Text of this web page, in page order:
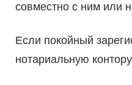
совместно с ним или
Если покойный
нотариальную